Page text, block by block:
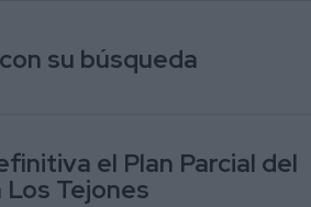
su búsqueda
el Plan Parcial del
Los Tejones